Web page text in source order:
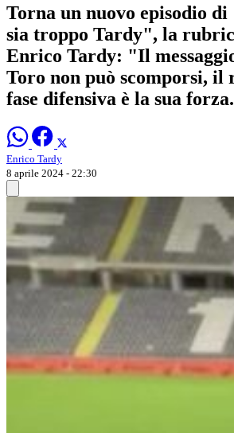
Torna un nuovo episodio
sia troppo Tardy", la
Enrico Tardy: "Il
Toro non può scomporsi, il
fase difensiva è la sua
Enrico Tardy
8 aprile 2024 - 22:30